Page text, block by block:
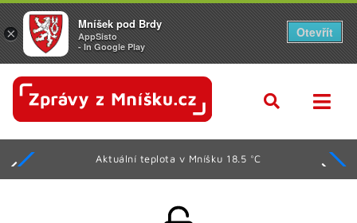
Aktuální teplota v Mníšku 18.5 °C
×
Mníšek pod Brdy
AppSisto
- In Google Play
Otevřít